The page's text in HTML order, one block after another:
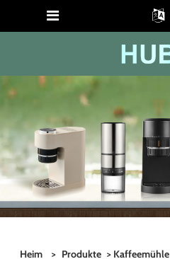
Heim > Produkte > Kaffeemühle